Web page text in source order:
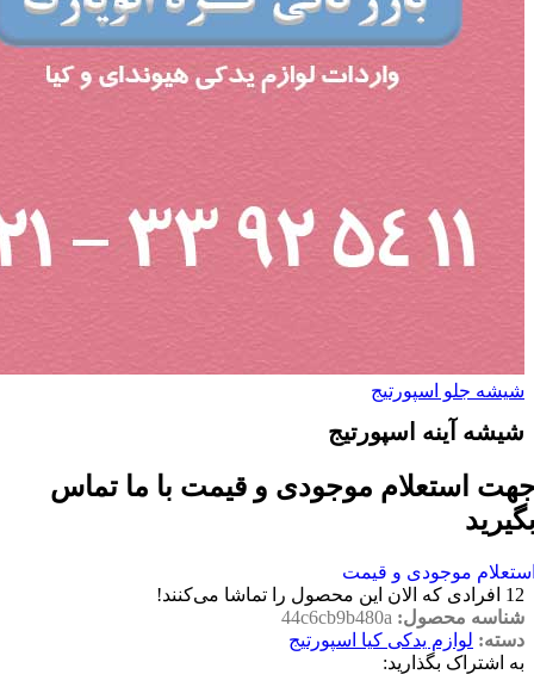
شیشه جلو اسپورتیج
شیشه آینه اسپورتیج
استعلام موجودی و قیمت با ما تماس
موجودی و قیمت
12 افرادی که الان این محصول را تماشا می‌کنند!
شناسه محصول: 44c6cb9b480a
دسته: لوازم یدکی کیا اسپورتیج
به اشتراک بگذارید: